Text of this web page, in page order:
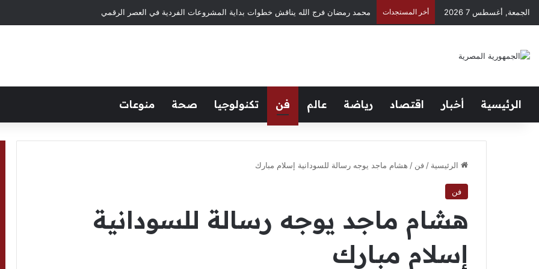
الجمعة, أغسطس 7 2026 أخر المستجدات محمد رمضان فرج الله يناقش خطوات بداية المشروعات الفردية في العصر الرقمي
الرئيسية أخبار اقتصاد رياضة عالم فن تكنولوجيا صحة منوعات
الرئيسية / فن / هشام ماجد يوجه رسالة للسودانية إسلام مبارك
فن
هشام ماجد يوجه رسالة للسودانية
إسلام مبارك